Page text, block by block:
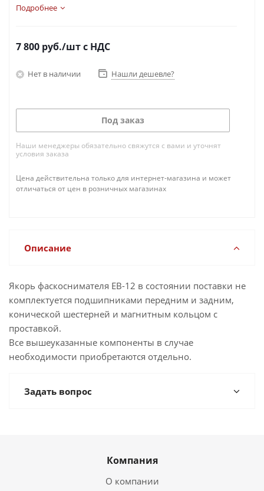
Подробнее
7 800 руб./штс НДС
Нет в наличии Нашли дешевле?
Под заказ
Наши менеджеры обязательно свяжутся с вами и уточнят
условия заказа
Цена действительна только для интернет-магазина и может
отличаться от цен в розничных магазинах
Описание
Якорь фаскоснимателя EB-12 в состоянии поставки не
комплектуется подшипниками передним и задним,
конической шестерней и магнитным кольцом с
проставкой.
Все вышеуказанные компоненты в случае
необходимости приобретаются отдельно.
Задать вопрос
Компания
О компании